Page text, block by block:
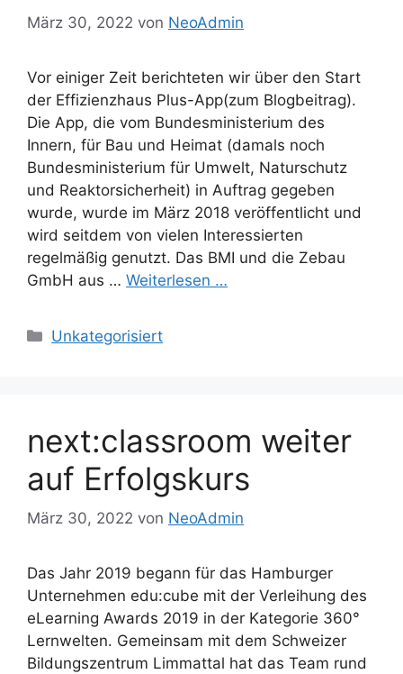
März 30, 2022 von NeoAdmin
Vor einiger Zeit berichteten wir über den Start
der Effizienzhaus Plus-App(zum Blogbeitrag).
Die App, die vom Bundesministerium des
Innern, für Bau und Heimat (damals noch
Bundesministerium für Umwelt, Naturschutz
und Reaktorsicherheit) in Auftrag gegeben
wurde, wurde im März 2018 veröffentlicht und
wird seitdem von vielen Interessierten
regelmäßig genutzt. Das BMI und die Zebau
GmbH aus … Weiterlesen …
Kategorien
Unkategorisiert
next:classroom weiter
auf Erfolgskurs
März 30, 2022 von NeoAdmin
Das Jahr 2019 begann für das Hamburger
Unternehmen edu:cube mit der Verleihung des
eLearning Awards 2019 in der Kategorie 360°
Lernwelten. Gemeinsam mit dem Schweizer
Bildungszentrum Limmattal hat das Team rund